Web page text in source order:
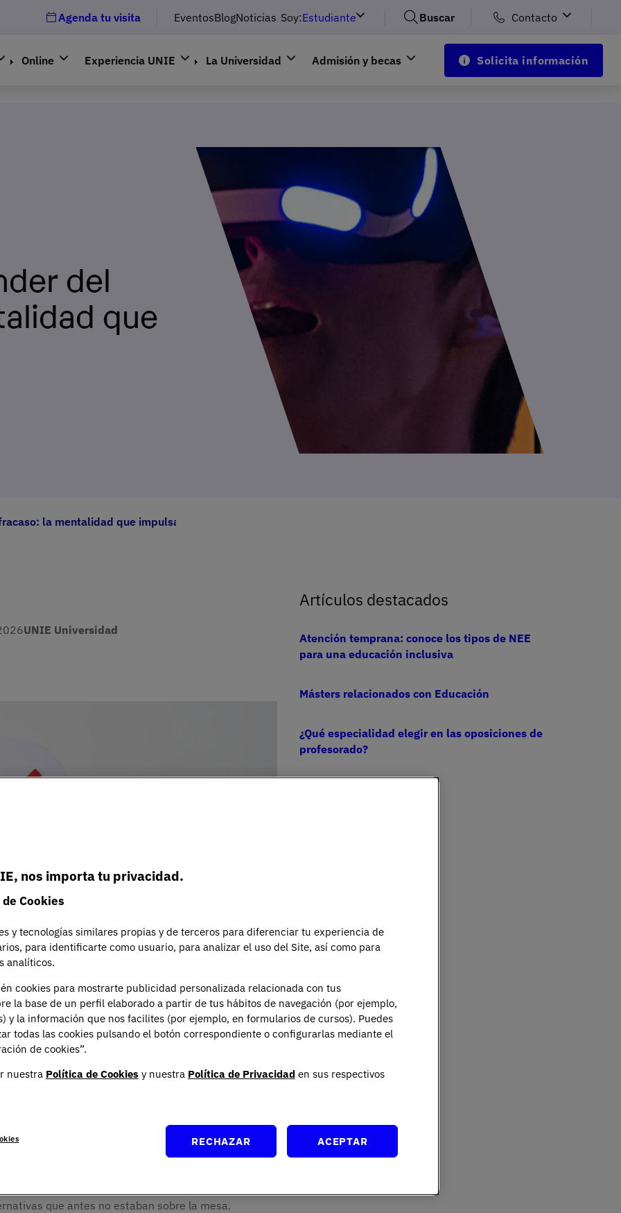
Agenda tu visita EventosBlogNoticias Soy:Estudiante Buscar Contacto
Online Experiencia UNIE La Universidad Admisión y becas Solicita información
del
que
la mentalidad que impulsa
UNIE Universidad
y que se cuela en casi todo lo que hacemos.
incluso cuando no sabemos muy bien qué
que empujan a ocultar los fallos, a corregirlos
existido.
es una racha de aciertos, sino lo que ocurre
pero también fértil. Un territorio donde se afina el
que antes no estaban sobre la mesa.
Artículos destacados
Atención temprana: conoce los tipos de NEE
para una educación inclusiva
Másters relacionados con Educación
¿Qué especialidad elegir en las oposiciones de
profesorado?
nos importa tu privacidad.
Cookies
y tecnologías similares propias y de terceros para diferenciar tu experiencia de
para identificarte como usuario, para analizar el uso del Site, así como para
analíticos.
cookies para mostrarte publicidad personalizada relacionada con tus
la base de un perfil elaborado a partir de tus hábitos de navegación (por ejemplo,
y la información que nos facilites (por ejemplo, en formularios de cursos). Puedes
todas las cookies pulsando el botón correspondiente o configurarlas mediante el
de cookies”.
nuestra Política de Cookies y nuestra Política de Privacidad en sus respectivos
RECHAZAR ACEPTAR